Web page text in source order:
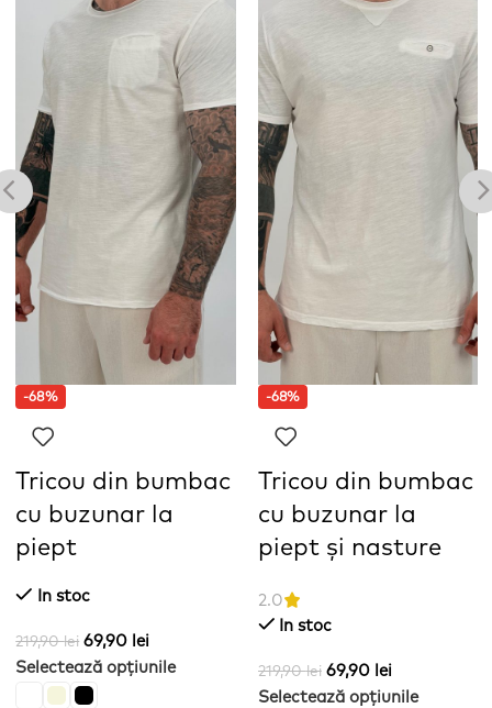
-68%
Tricou din bumbac
cu buzunar la
piept
In stoc
219,90lei 69,90 lei
Selectează opțiunile
-68%
Tricou din bumbac
cu buzunar la
piept și nasture
2.0
In stoc
219,90lei 69,90 lei
Selectează opțiunile